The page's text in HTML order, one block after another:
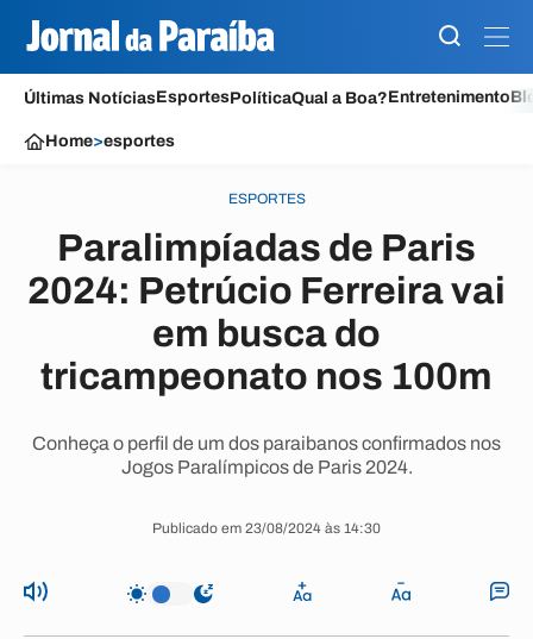
Últimas NotíciasEsportesPolíticaQual a Boa?Entretenimento
Home>esportes
ESPORTES
Paralimpíadas de Paris
2024: Petrúcio Ferreira vai
em busca do
tricampeonato nos 100m
Conheça o perfil de um dos paraibanos confirmados nos
Jogos Paralímpicos de Paris 2024.
Publicado em 23/08/2024 às 14:30